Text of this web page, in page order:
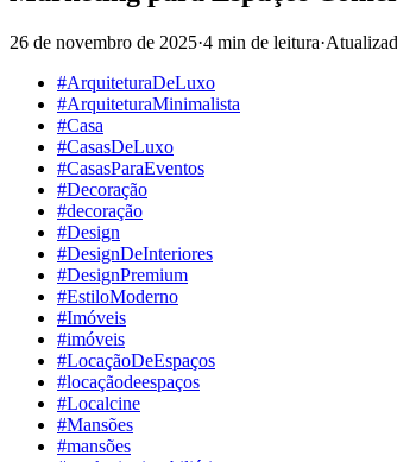
26 de novembro de 2025·4 min de leitura·
#ArquiteturaDeLuxo
#ArquiteturaMinimalista
#Casa
#CasasDeLuxo
#CasasParaEventos
#Decoração
#decoração
#Design
#DesignDeInteriores
#DesignPremium
#EstiloModerno
#Imóveis
#imóveis
#LocaçãoDeEspaços
#locaçãodeespaços
#Localcine
#Mansões
#mansões